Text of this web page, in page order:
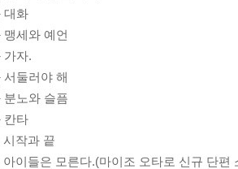
대화
맹세와 예언
가자.
서둘러야 해
분노와 슬픔
칸타
시작과 끝
아이들은 모른다.(마이조 오타로 신규 단편